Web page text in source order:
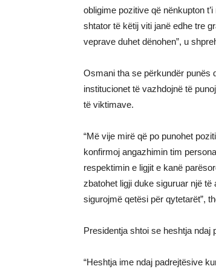
obligime pozitive që nënkupton
shtator të këtij viti janë edhe tre
veprave duhet dënohen”, u
Osmani tha se përkundër punës
institucionet të vazhdojnë të
të viktimave.
“Më vije mirë që po punohet
konfirmoj angazhimin tim
respektimin e ligjit e kanë
zbatohet ligji duke siguruar një
sigurojmë qetësi për qytetarët”,
Presidentja shtoi se heshtja ndaj
“Heshtja ime ndaj padrejtësive